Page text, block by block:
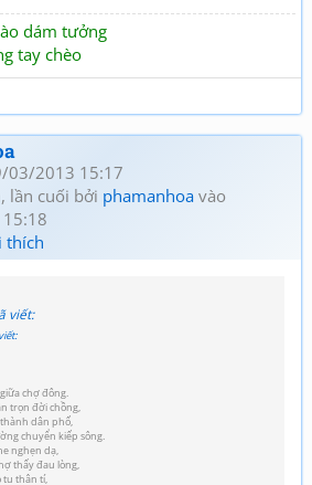
dám tưởng
tay chèo
03/2013 15:17
lần cuối bởi phamanhoa vào
thích
viết:
chợ đông.
trọn đời chồng,
dân phố,
chuyển kiếp sông.
nghẹn dạ,
thấy đau lòng,
tu thân tí,